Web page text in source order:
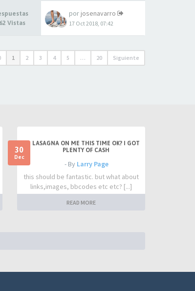
Vistas
por josenavarro
17 Oct 2018, 07:42
1 2 3 4 5 … 20 Siguiente
30
Dec
LASAGNA ON ME THIS TIME OK? I GOT
PLENTY OF CASH
- By Larry Page
this should be fantastic. but what about
links,images, bbcodes etc etc? [...]
READ MORE